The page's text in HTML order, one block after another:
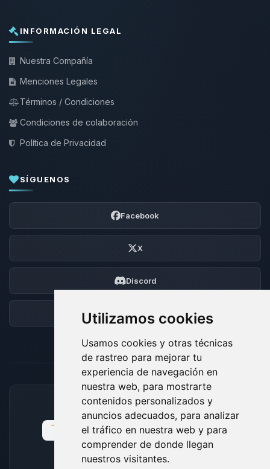
Utilizamos cookies
Usamos cookies y otras técnicas
de rastreo para mejorar tu
experiencia de navegación en
nuestra web, para mostrarte
contenidos personalizados y
anuncios adecuados, para analizar
el tráfico en nuestra web y para
comprender de donde llegan
nuestros visitantes.
INFORMACIÓN LEGAL
Nuestra Compañía
Menciones Legales
Términos / Condiciones
Condiciones de colaboración
Política de Privacidad
SÍGUENOS
Facebook
X
Discord
Foro
MÉTODOS DE PAGO ACEPTADOS